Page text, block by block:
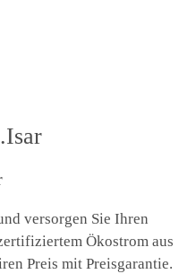
versorgen Sie Ihren
Ökostrom aus
Preis mit Preisgarantie.